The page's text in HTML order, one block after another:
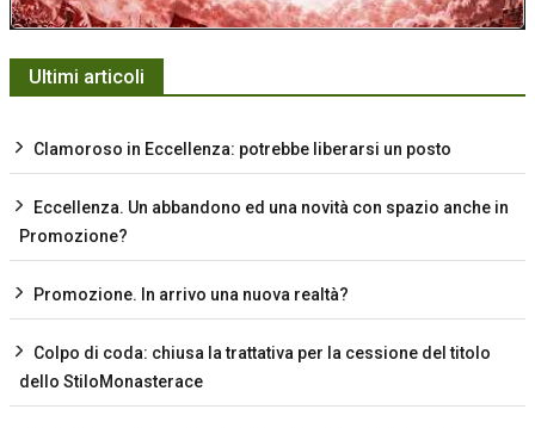
Ultimi articoli
Clamoroso in Eccellenza: potrebbe liberarsi un posto
Eccellenza. Un abbandono ed una novità con spazio anche in
Promozione?
Promozione. In arrivo una nuova realtà?
Colpo di coda: chiusa la trattativa per la cessione del titolo
dello StiloMonasterace